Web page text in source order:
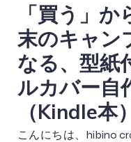
「買う」
末のキャン
なる、型紙
ルカバー自
（Kindle本）
こんにちは、hibino